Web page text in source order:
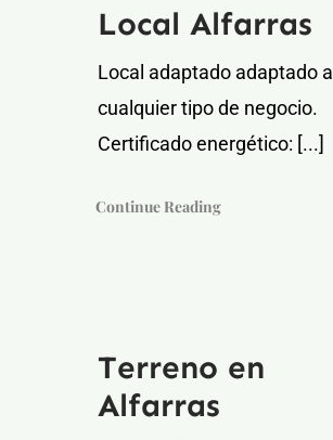
Local Alfarras
Local adaptado adaptado a
cualquier tipo de negocio.
Certificado energético: [...]
Continue Reading
Terreno en
Alfarras